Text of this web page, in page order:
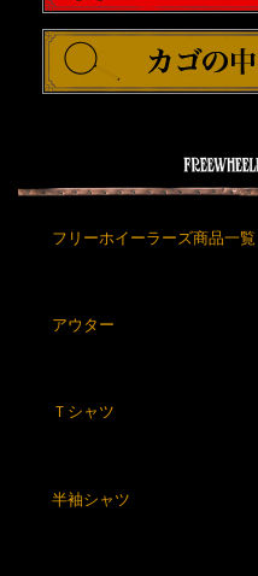
フリーホイーラーズ商品一覧
アウター
Ｔシャツ
半袖シャツ